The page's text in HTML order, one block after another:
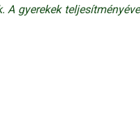
gyerekek